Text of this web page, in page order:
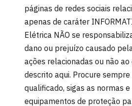
páginas de redes sociais
apenas de caráter
Elétrica NÃO se
dano ou prejuízo causado
ações relacionadas ou não ao
descrito aqui. Procure
qualificado, sigas as normas
equipamentos de proteção